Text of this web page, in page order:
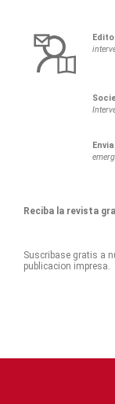
Reciba la revista
Suscribase gratis a
publicacion impresa.